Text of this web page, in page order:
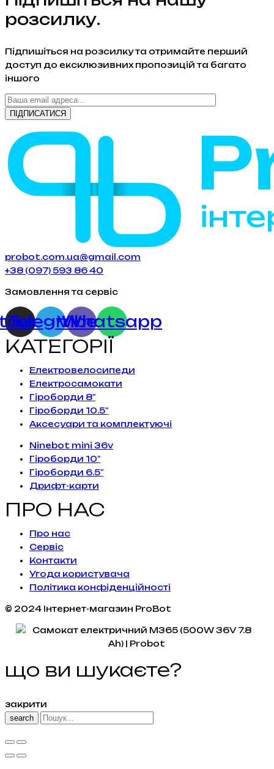
розсилку.
Підпишіться на розсилку та отримайте перший
доступ до ексклюзивних пропозицій та багато
іншого
probot.com.ua@gmail.com
+38 (097) 593 86 40
Замовлення та сервіс
Telegram
Viber
Whatsapp
КАТЕГОРІЇ
Електровелосипеди
Електросамокати
Гіроборди 8"
Гіроборди 10.5"
Аксесуари та комплектуючі
Ninebot mini 36v
Гіроборди 10"
Гіроборди 6.5"
Дрифт-карти
ПРО НАС
Про нас
Сервiс
Контакти
Угода користувача
Політика конфіденційності
© 2024 Інтернет-магазин ProBot
що ви шукаєте?
закрити
search